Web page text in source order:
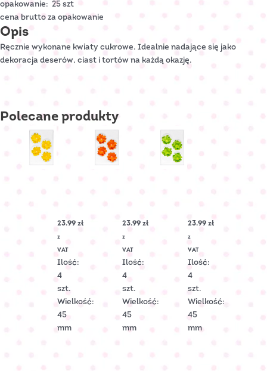
opakowanie: 25 szt
cena brutto za opakowanie
Opis
Ręcznie wykonane kwiaty cukrowe. Idealnie nadające się jako
dekoracja deserów, ciast i tortów na każdą okazję.
Polecane produkty
Nr
Art.:
23.99 zł
z
VAT
Ilość:
4
szt.
Wielkość:
45
mm
Nr
Art.:
23.99zł
z
VAT
Ilość:
4
szt.
Wielkość:
45
mm
Nr
Art.:
23.99zł
z
VAT
Ilość:
4
szt.
Wielkość:
45
mm